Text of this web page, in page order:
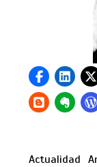
Actualidad